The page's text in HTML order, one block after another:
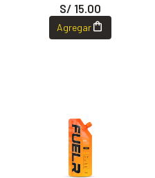
S/ 15.00
Agregar